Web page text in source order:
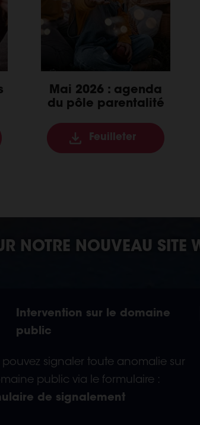
Mai 2026 : agenda
du pôle parentalité
Feuilleter
NOTRE NOUVEAU SITE
Intervention sur le domaine
public
pouvez signaler toute anomalie sur
public via le formulaire :
de signalement